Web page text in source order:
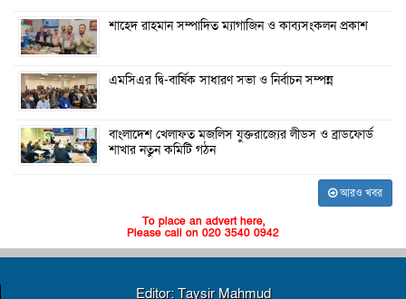
শাহেদ রাহমান সম্পাদিত ম্যাগাজিন ও কাব্যসংকলন প্রকাশ
এমসিএর দ্বি-বার্ষিক সাধারণ সভা ও নির্বাচন সম্পন্ন
বাংলাদেশ খেলাফত মজলিস যুক্তরাজ্যের লীডস ও ব্রাডফোর্ড
শাখার নতুন কমিটি গঠন
আরও খবর
To place an advert here,
Please call on 020 3540 0942
Editor: Taysir Mahmud